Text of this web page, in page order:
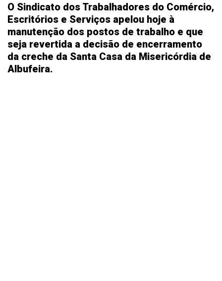
O Sindicato dos Trabalhadores do Comércio,
Escritórios e Serviços apelou hoje à
manutenção dos postos de trabalho e que
seja revertida a decisão de encerramento
da creche da Santa Casa da Misericórdia de
Albufeira.